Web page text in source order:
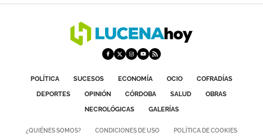
POLÍTICA SUCESOS ECONOMÍA OCIO
COFRADÍAS
DEPORTES
OPINIÓN CÓRDOBA SALUD
OBRAS
NECROLÓGICAS
GALERÍAS
¿QUIÉNES SOMOS? CONDICIONES DE USO POLÍTICA DE COOKIES